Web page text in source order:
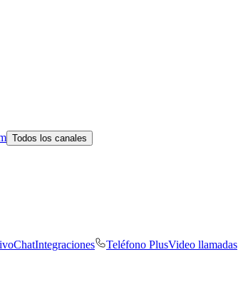
Todos los canales
Integraciones Teléfono PlusVideo llamadas